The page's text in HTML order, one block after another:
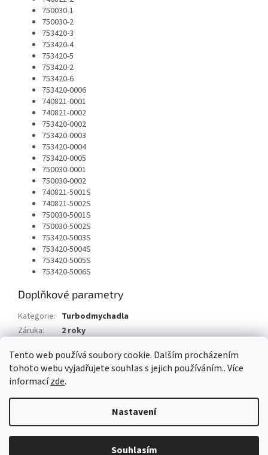
Tento web používá soubory cookie. Dalším procházením
tohoto webu vyjadřujete souhlas s jejich používáním.. Více
informacízde.
Nastavení
Souhlasím
750030-1
750030-2
753420-3
753420-4
753420-5
753420-2
753420-6
753420-0006
740821-0001
740821-0002
753420-0002
753420-0003
753420-0004
753420-0005
750030-0001
750030-0002
740821-5001S
740821-5002S
750030-5001S
750030-5002S
753420-5003S
753420-5004S
753420-5005S
753420-5006S
Doplňkové parametry
Kategorie: Turbodmychadla
Záruka:
2 roky
Copyright 2026AUTOSV - repasované posilovače řízení. Všechna
práva vyhrazena.